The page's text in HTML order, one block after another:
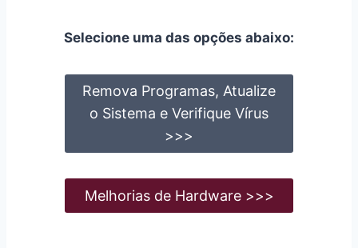
Selecione uma das opções abaixo:
Remova Programas, Atualize
o Sistema e Verifique Vírus
>>>
Melhorias de Hardware >>>